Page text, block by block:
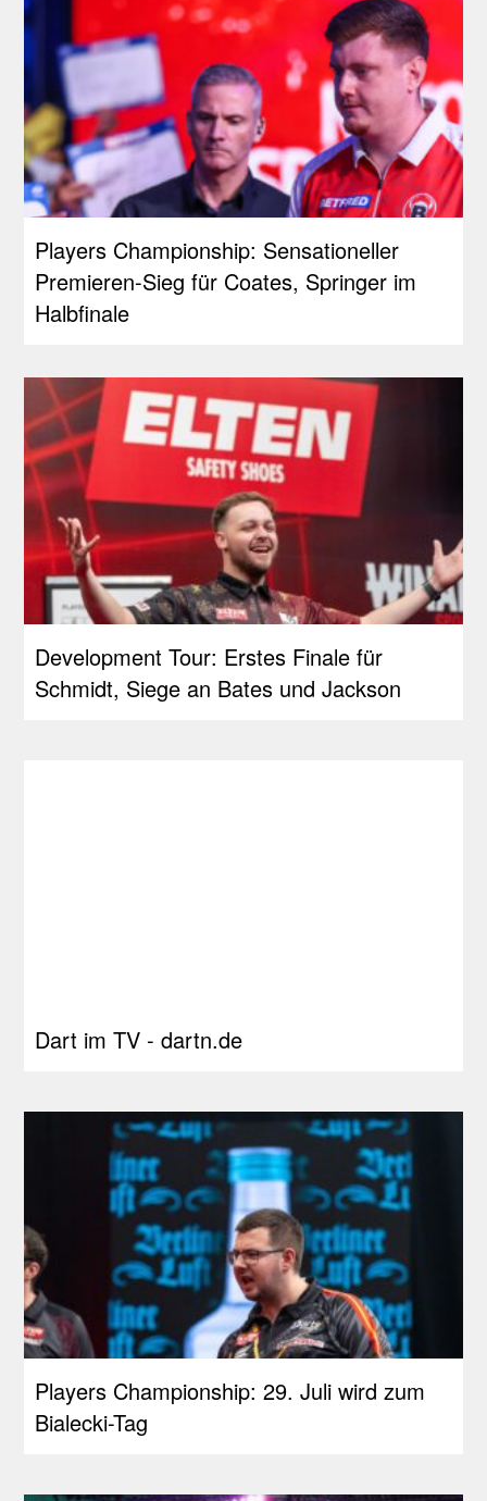
Players Championship: Sensationeller
Premieren-Sieg für Coates, Springer im
Halbfinale
Development Tour: Erstes Finale für
Schmidt, Siege an Bates und Jackson
Dart im TV - dartn.de
Players Championship: 29. Juli wird zum
Bialecki-Tag